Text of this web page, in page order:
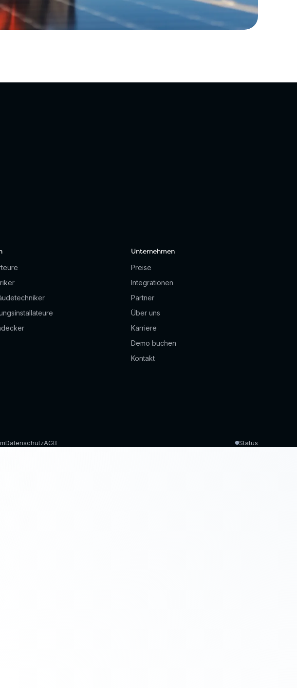
Unternehmen
Preise
Integrationen
Partner
Über uns
Karriere
Demo buchen
Kontakt
DatenschutzAGB Status